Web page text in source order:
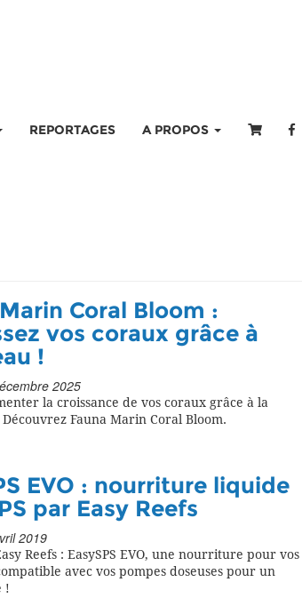
REPORTAGES A PROPOS
Coral Bloom :
vos coraux grâce à
!
2025
la croissance de vos coraux grâce à la
Fauna Marin Coral Bloom.
EVO : nourriture liquide
par Easy Reefs
2019
Reefs : EasySPS EVO, une nourriture pour vos
avec vos pompes doseuses pour un
!